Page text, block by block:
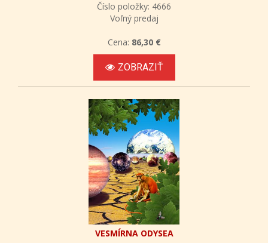
Číslo položky: 4666
Voľný predaj
Cena: 86,30 €
ZOBRAZIŤ
VESMÍRNA ODYSEA